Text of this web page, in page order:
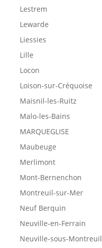
Lestrem
Lewarde
Liessies
Lille
Locon
Loison-sur-Créquoise
Maisnil-les-Ruitz
Malo-les-Bains
MARQUEGLISE
Maubeuge
Merlimont
Mont-Bernenchon
Montreuil-sur-Mer
Neuf Berquin
Neuville-en-Ferrain
Neuville-sous-Montreuil